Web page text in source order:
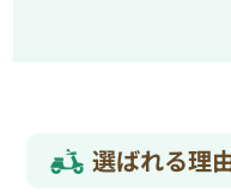
選ばれる理